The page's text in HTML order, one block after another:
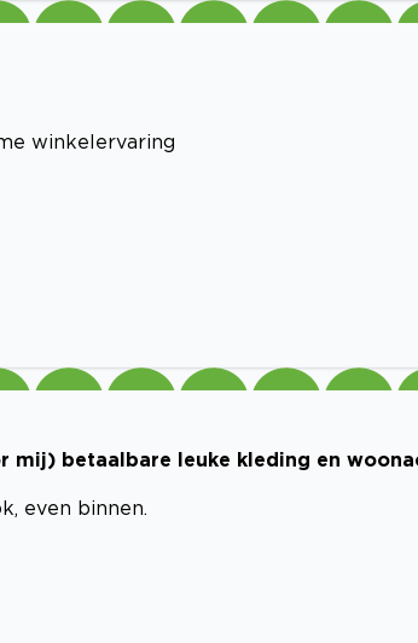
winkelervaring
mij) betaalbare leuke kleding en
even binnen.